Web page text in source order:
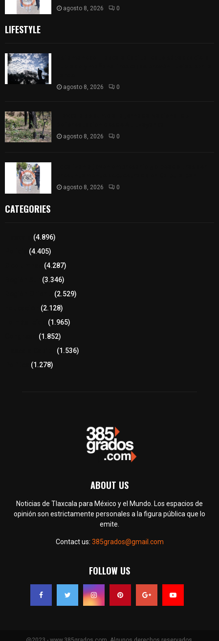
agosto 8, 2026 0
LIFESTYLE
agosto 8, 2026 0
agosto 8, 2026 0
agosto 8, 2026 0
CATEGORIES
(4.896)
(4.405)
(4.287)
(3.346)
(2.529)
(2.128)
(1.965)
(1.852)
(1.536)
(1.278)
ABOUT US
Noticias de Tlaxcala para México y el Mundo. Los espacios de
opinión son estrictamente personales a la figura pública que lo
emite.
Contact us: 385grados@gmail.com
FOLLOW US